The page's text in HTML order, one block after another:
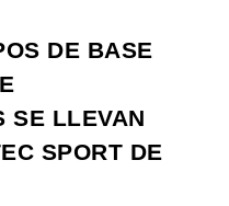
DE BASE
SE LLEVAN
SPORT DE